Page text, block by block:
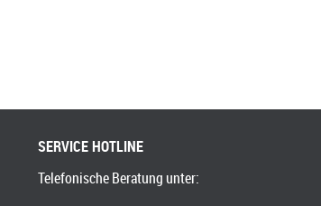
SERVICE HOTLINE
Telefonische Beratung unter: